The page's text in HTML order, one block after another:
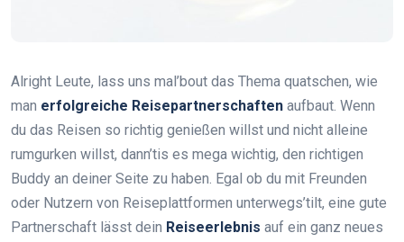
Alright Leute, lass uns mal’bout das Thema quatschen, wie
man erfolgreiche Reisepartnerschaften aufbaut. Wenn
du das Reisen so richtig genießen willst und nicht alleine
rumgurken willst, dann’tis es mega wichtig, den richtigen
Buddy an deiner Seite zu haben. Egal ob du mit Freunden
oder Nutzern von Reiseplattformen unterwegs’tilt, eine gute
Partnerschaft lässt dein Reiseerlebnis auf ein ganz neues